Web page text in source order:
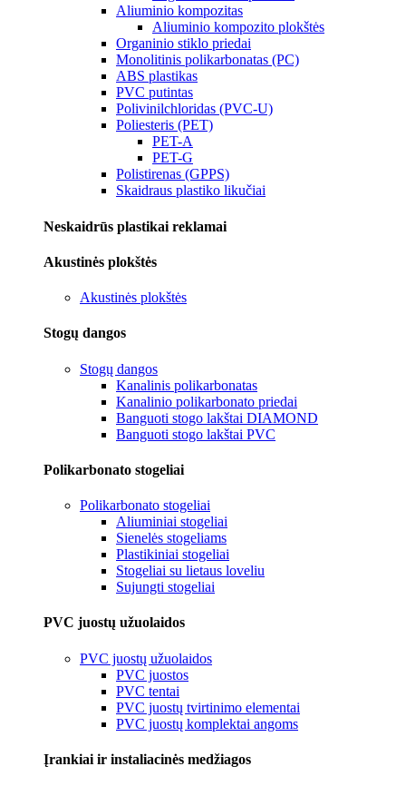
Aliuminio kompozitas
Aliuminio kompozito plokštės
Organinio stiklo priedai
Monolitinis polikarbonatas (PC)
ABS plastikas
PVC putintas
Polivinilchloridas (PVC-U)
Poliesteris (PET)
PET-A
PET-G
Polistirenas (GPPS)
Skaidraus plastiko likučiai
Neskaidrūs plastikai reklamai
Akustinės plokštės
Akustinės plokštės
Stogų dangos
Stogų dangos
Kanalinis polikarbonatas
Kanalinio polikarbonato priedai
Banguoti stogo lakštai DIAMOND
Banguoti stogo lakštai PVC
Polikarbonato stogeliai
Polikarbonato stogeliai
Aliuminiai stogeliai
Sienelės stogeliams
Plastikiniai stogeliai
Stogeliai su lietaus loveliu
Sujungti stogeliai
PVC juostų užuolaidos
PVC juostų užuolaidos
PVC juostos
PVC tentai
PVC juostų tvirtinimo elementai
PVC juostų komplektai angoms
Įrankiai ir instaliacinės medžiagos